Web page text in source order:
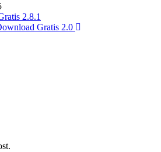
2.8.1
Gratis 2.0